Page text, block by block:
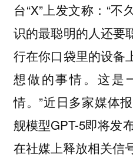
台“X”上发文称：“
识的最聪明的人还要
行在你口袋里的设备
想做的事情。这是
情。”近日多家媒体
舰模型GPT-5即将发
在社媒上释放相关信